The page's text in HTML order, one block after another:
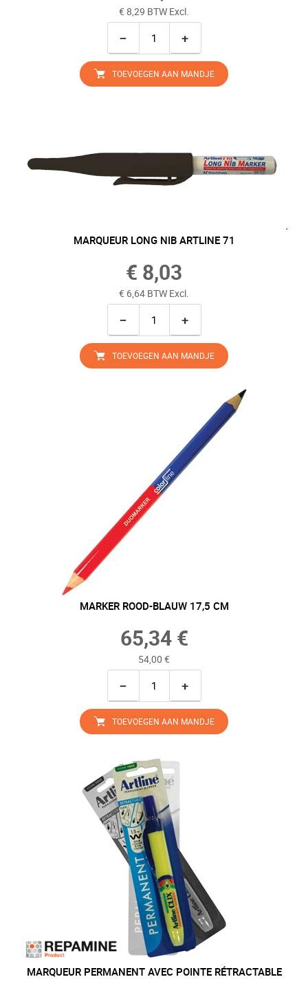
€ 8,29 BTW Excl.
− +
TOEVOEGEN AAN MANDJE
MARQUEUR LONG NIB ARTLINE 71
€ 8,03
€ 6,64 BTW Excl.
− +
TOEVOEGEN AAN MANDJE
MARKER ROOD-BLAUW 17,5 CM
65,34 €
54,00 €
− +
TOEVOEGEN AAN MANDJE
MARQUEUR PERMANENT AVEC POINTE RÉTRACTABLE